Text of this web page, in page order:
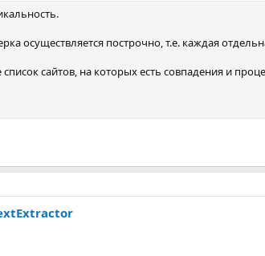
осуществляется построчно, т.е. каждая
сайтов, на которых есть совпадения и